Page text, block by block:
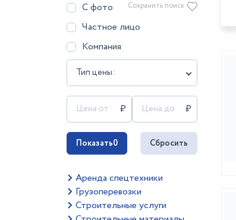
С фото
Частное лицо
Компания
Тип цены:
Сохранить поиск
Показать0 Сбросить
Аренда спецтехники
Грузоперевозки
Строительные услуги